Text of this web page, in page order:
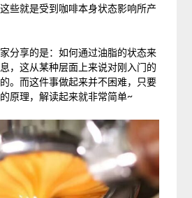
些就是受到咖啡本身状态影响所产
分享的是：如何通过油脂的状态来
，这从某种层面上来说对刚入门的
。而这件事做起来并不困难，只要
原理，解读起来就非常简单~